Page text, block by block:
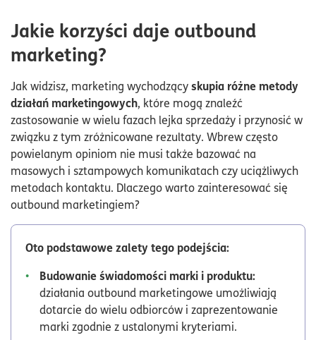
Jakie korzyści daje outbound
marketing?
Jak widzisz, marketing wychodzącyskupia różne metody
działań marketingowych, które mogą znaleźć
zastosowanie w wielu fazach lejka sprzedaży i przynosić w
związku z tym zróżnicowane rezultaty. Wbrew często
powielanym opiniom nie musi także bazować na
masowych i sztampowych komunikatach czy uciążliwych
metodach kontaktu. Dlaczego warto zainteresować się
outbound marketingiem?
Oto podstawowe zalety tego podejścia:
Budowanie świadomości marki i produktu:
działania outbound marketingowe umożliwiają
dotarcie do wielu odbiorców i zaprezentowanie
marki zgodnie z ustalonymi kryteriami.